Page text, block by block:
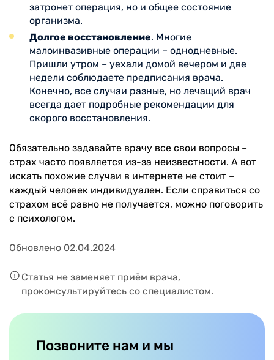
затронет операция, но и общее состояние
организма.
Долгое восстановление. Многие
малоинвазивные операции – однодневные.
Пришли утром – уехали домой вечером и две
недели соблюдаете предписания врача.
Конечно, все случаи разные, но лечащий врач
всегда дает подробные рекомендации для
скорого восстановления.
Обязательно задавайте врачу все свои вопросы –
страх часто появляется из-за неизвестности. А вот
искать похожие случаи в интернете не стоит –
каждый человек индивидуален. Если справиться со
страхом всё равно не получается, можно поговорить
с психологом.
Обновлено 02.04.2024
Статья не заменяет приём врача,
проконсультируйтесь со специалистом.
Позвоните нам и мы